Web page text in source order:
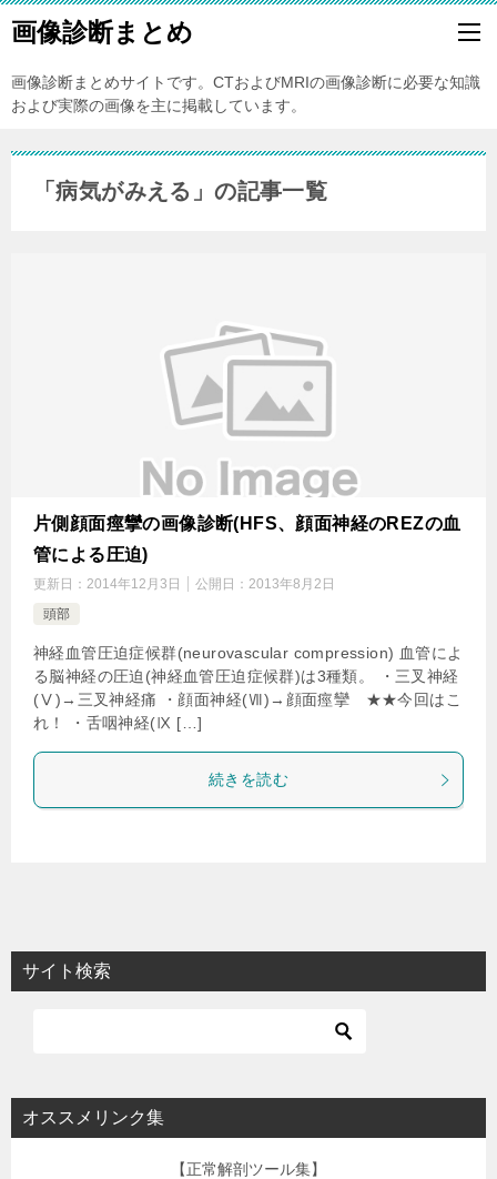
画像診断まとめ
画像診断まとめサイトです。CTおよびMRIの画像診断に必要な知識
および実際の画像を主に掲載しています。
「病気がみえる」の記事一覧
片側顔面痙攣の画像診断(HFS、顔面神経のREZの血
管による圧迫)
更新日： 2014年12月3日 公開日： 2013年8月2日
頭部
神経血管圧迫症候群(neurovascular compression) 血管によ
る脳神経の圧迫(神経血管圧迫症候群)は3種類。 ・三叉神経
(Ⅴ)→三叉神経痛 ・顔面神経(Ⅶ)→顔面痙攣 ★★今回はこ
れ！ ・舌咽神経(Ⅸ […]
続きを読む
サイト検索
オススメリンク集
【正常解剖ツール集】